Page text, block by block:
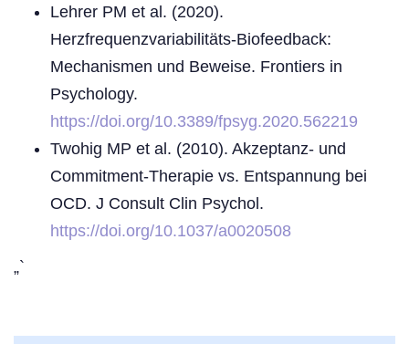
Lehrer PM et al. (2020).
Herzfrequenzvariabilitäts-Biofeedback:
Mechanismen und Beweise. Frontiers in
Psychology.
https://doi.org/10.3389/fpsyg.2020.562219
Twohig MP et al. (2010). Akzeptanz- und
Commitment-Therapie vs. Entspannung bei
OCD. J Consult Clin Psychol.
https://doi.org/10.1037/a0020508
„`